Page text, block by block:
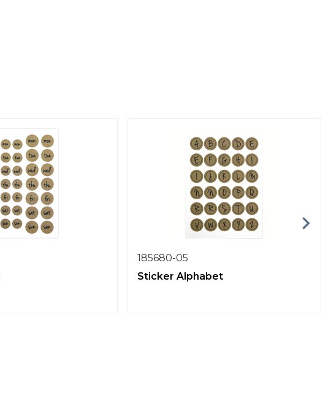
185680-05
Sticker Alphabet